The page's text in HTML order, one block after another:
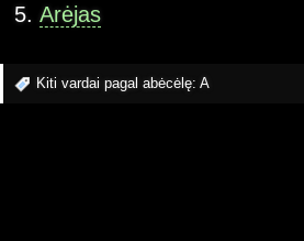
Arėjas
Kiti vardai pagal abėcėlę: A